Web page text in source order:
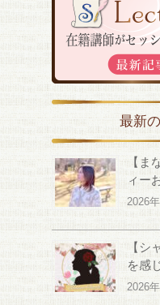
最新
【ま
ィー
2026
【シ
を感
2026